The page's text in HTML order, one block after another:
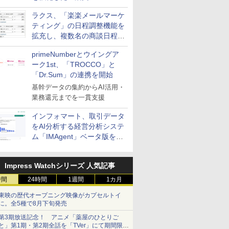
送信防止アドインサービス」
を提供
ラクス、「楽楽メールマーケ
ティング」の日程調整機能を
拡充し、複数名の商談日程調
整を効率化
primeNumberとウイングア
ーク1st、「TROCCO」と
「Dr.Sum」の連携を開始
基幹データの集約からAI活用・
業務還元までを一貫支援
インフォマート、取引データ
をAI分析する経営分析システ
ム「IMAgent」ベータ版を提
Impress Watchシリーズ 人気記事
24時間 1週間 1カ月
映の歴代オープニング映像がカプセルトイ
。全5種で8月下旬発売
3期放送記念！ アニメ「薬屋のひとりご
」第1期・第2期全話を「TVer」にて期間限定